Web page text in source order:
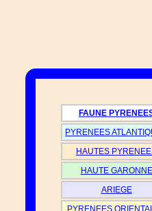
FAUNE
PYRENEES
HAUTES
HAUTE GARONNE
ARIEGE
PYRENEES